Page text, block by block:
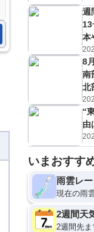
% 30%
週
本
8
南
北
“
由
いまおすす
雨雲レ
現在の雨
2週間天
2週間先